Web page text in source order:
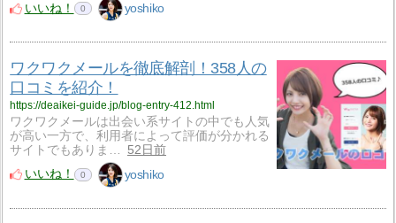
いいね！
0 yoshiko
ワクワクメールを徹底解剖！358人の
口コミを紹介！
https://deaikei-guide.jp/blog-entry-412.html
ワクワクメールは出会い系サイトの中でも人気
が高い一方で、利用者によって評価が分かれる
サイトでもありま…
52日前
いいね！
0 yoshiko